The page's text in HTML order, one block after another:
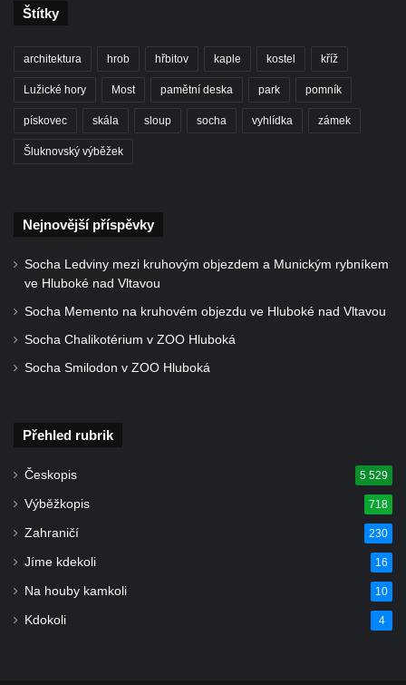
Hrob Wendelina Janiche na hřbitově v
Benešově nad Ploučnicí
Hrob Christodoulona Panayiotise na
Benešově nad Ploučnicí
kapli Panny Marie Bolestné v Benešově
Hrob Pavla Patušnika na hřbitově Šumburk
Hrob sovětských dětí na hřbitově Šumburk
nad Desnou v Tanvaldu
Pomník prvního a druhého odboje v
Tanvaldu
Kenotaf Josefa Staritze na hřbitově ve
Štítky
architektura hrob hřbitov kaple kostel kříž
Lužické hory Most pamětní deska park pomník
pískovec skála sloup socha vyhlídka zámek
Šluknovský výběžek
Nejnovější příspěvky
Socha Ledviny mezi kruhovým objezdem a Munickým rybníkem
ve Hluboké nad Vltavou
Socha Memento na kruhovém objezdu ve Hluboké nad Vltavou
Socha Chalikotérium v ZOO Hluboká
Socha Smilodon v ZOO Hluboká
Přehled rubrik
Českopis 5 529
Výběžkopis 718
Zahraničí 230
Jíme kdekoli 16
Na houby kamkoli 10
Kdokoli 4